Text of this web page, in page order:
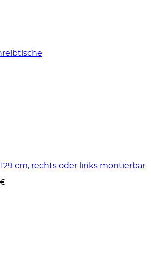
cm, rechts oder links montierbar